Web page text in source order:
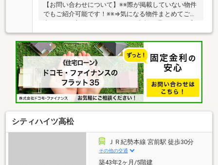
【お問い合わせについて】※※際が掲載していない物件
でもご紹介可能です！※※⇒気になる物件まとめてご案
資料請求、メールでのお問い合わせは24時間受付中
♪◎18時以降のご見学ご相談・オンライン対応・女性
スタッフ対応も可能♪詳細資料のご請求・物件見学の
ご依頼はお気軽に「お電話」または「資料請求ボタ
ン」からお問い合わせください！【住宅ローン相談会
開催中】初めてでご不安な方、各借入限度額を知りた
い方資金・支払い計画を立てたい方、住み替えをお考
えの方無料相談受付中です♪お気軽にお電話くださ
シティハイツ高松
ＪＲ紀勢本線 宮前駅 徒歩30分
その他の交通
築43年2ヶ月/5階建